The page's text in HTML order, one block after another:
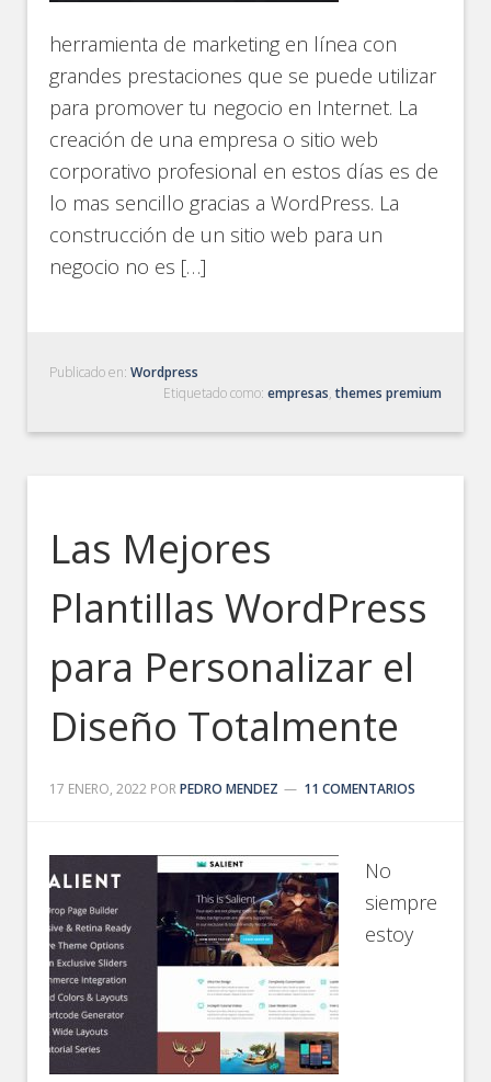
herramienta de marketing en línea con
grandes prestaciones que se puede utilizar
para promover tu negocio en Internet. La
creación de una empresa o sitio web
corporativo profesional en estos días es de
lo mas sencillo gracias a WordPress. La
construcción de un sitio web para un
negocio no es […]
Publicado en:Wordpress
Etiquetado como: empresas, themes premium
Las Mejores
Plantillas WordPress
para Personalizar el
Diseño Totalmente
17 ENERO, 2022 PORPEDRO MENDEZ 11 COMENTARIOS
No
siempre
estoy